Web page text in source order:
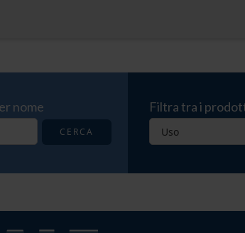
nome
CERCA
Filtra tra i